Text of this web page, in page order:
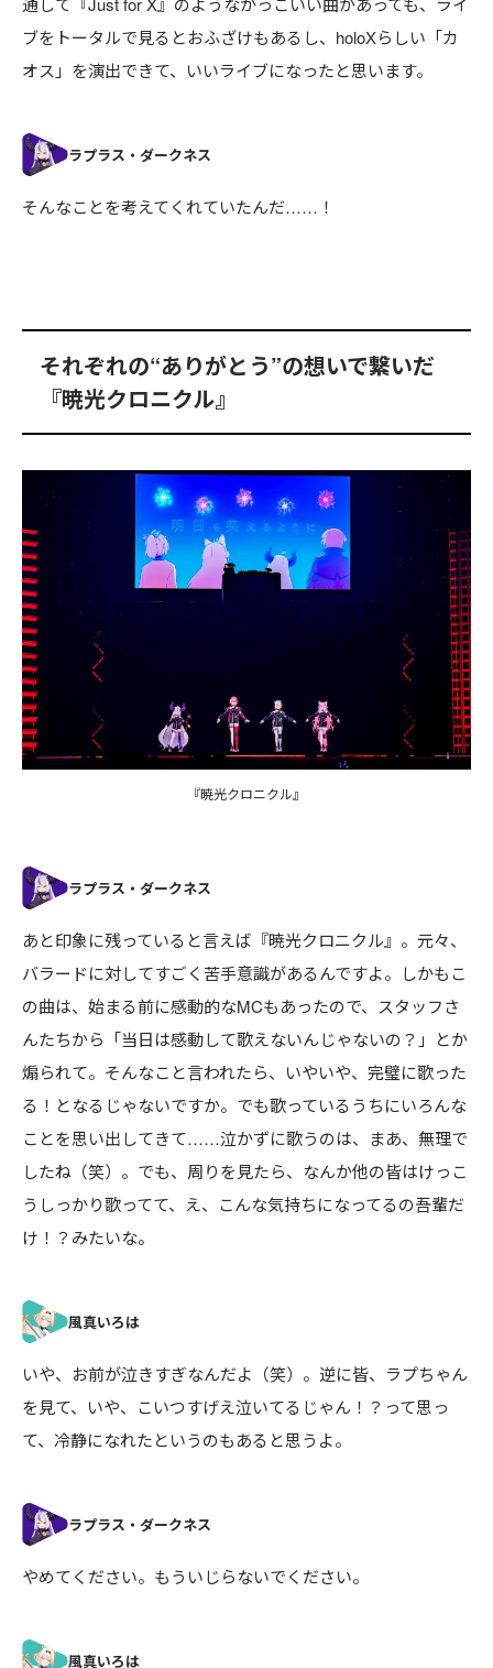
ブをトータルで見るとおふざけもあるし、holoXらしい「カ
オス」を演出できて、いいライブになったと思います。
そんなことを考えてくれていたんだ……！
それぞれの“ありがとう”の想いで繋いだ
『暁光クロニクル』
『暁光クロニクル』
あと印象に残っていると言えば『暁光クロニクル』。元々、
バラードに対してすごく苦手意識があるんですよ。しかもこ
の曲は、始まる前に感動的なMCもあったので、スタッフさ
んたちから「当日は感動して歌えないんじゃないの？」とか
煽られて。そんなこと言われたら、いやいや、完璧に歌った
る！となるじゃないですか。でも歌っているうちにいろんな
ことを思い出してきて……泣かずに歌うのは、まあ、無理で
したね（笑）。でも、周りを見たら、なんか他の皆はけっこ
うしっかり歌ってて、え、こんな気持ちになってるの吾輩だ
け！？みたいな。
いや、お前が泣きすぎなんだよ（笑）。逆に皆、ラプちゃん
を見て、いや、こいつすげえ泣いてるじゃん！？って思っ
て、冷静になれたというのもあると思うよ。
やめてください。もういじらないでください。